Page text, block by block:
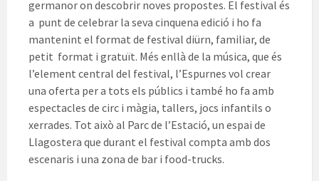
germanor on descobrir noves propostes. El festival és
a punt de celebrar la seva cinquena edició i ho fa
mantenint el format de festival diürn, familiar, de
petit format i gratuït. Més enllà de la música, que és
l’element central del festival, l’Espurnes vol crear
una oferta per a tots els públics i també ho fa amb
espectacles de circ i màgia, tallers, jocs infantils o
xerrades. Tot això al Parc de l’Estació, un espai de
Llagostera que durant el festival compta amb dos
escenaris i una zona de bar i food-trucks.